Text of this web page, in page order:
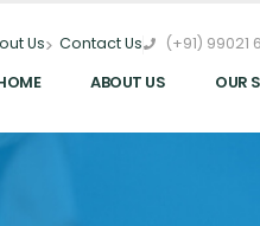
Us Contact Us (+91) 99021
ABOUT US OUR